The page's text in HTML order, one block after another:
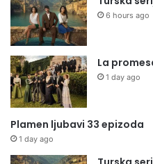
6 hours ago
La
1 day ago
Plamen ljubavi 33 epizoda
1 day ago